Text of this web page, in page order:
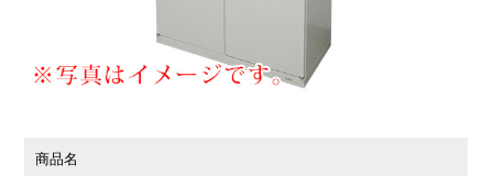
商品名